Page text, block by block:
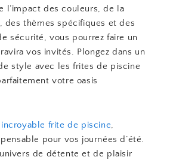
l’impact des couleurs, de la
des thèmes spécifiques et des
sécurité, vous pourrez faire un
vos invités. Plongez dans un
style avec les frites de piscine
votre oasis
frite de piscine,
pour vos journées d’été.
de détente et de plaisir